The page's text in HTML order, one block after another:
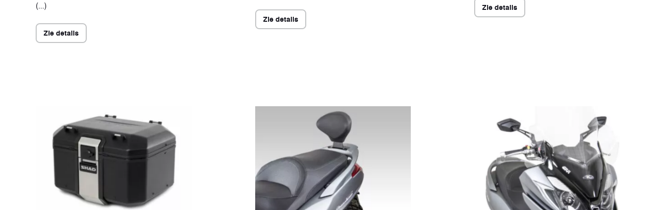
(...)
Zie details
Zie details
Zie details